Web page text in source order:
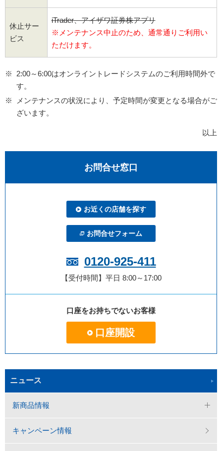
休止サー
ビス
iTrader、アイザワ証券株アプリ
※メンテナンス中止のため、通常通りご利用い
ただけます。
2:00～6:00はオンライントレードシステムのご利用時間外で
す。
メンテナンスの状況により、予定時間が変更となる場合がご
ざいます。
以上
お問合せ窓口
お近くの店舗を探す
お問合せフォーム
0120-925-411
【受付時間】平日 8:00～17:00
口座をお持ちでないお客様
口座開設
ニュース
新商品情報
キャンペーン情報